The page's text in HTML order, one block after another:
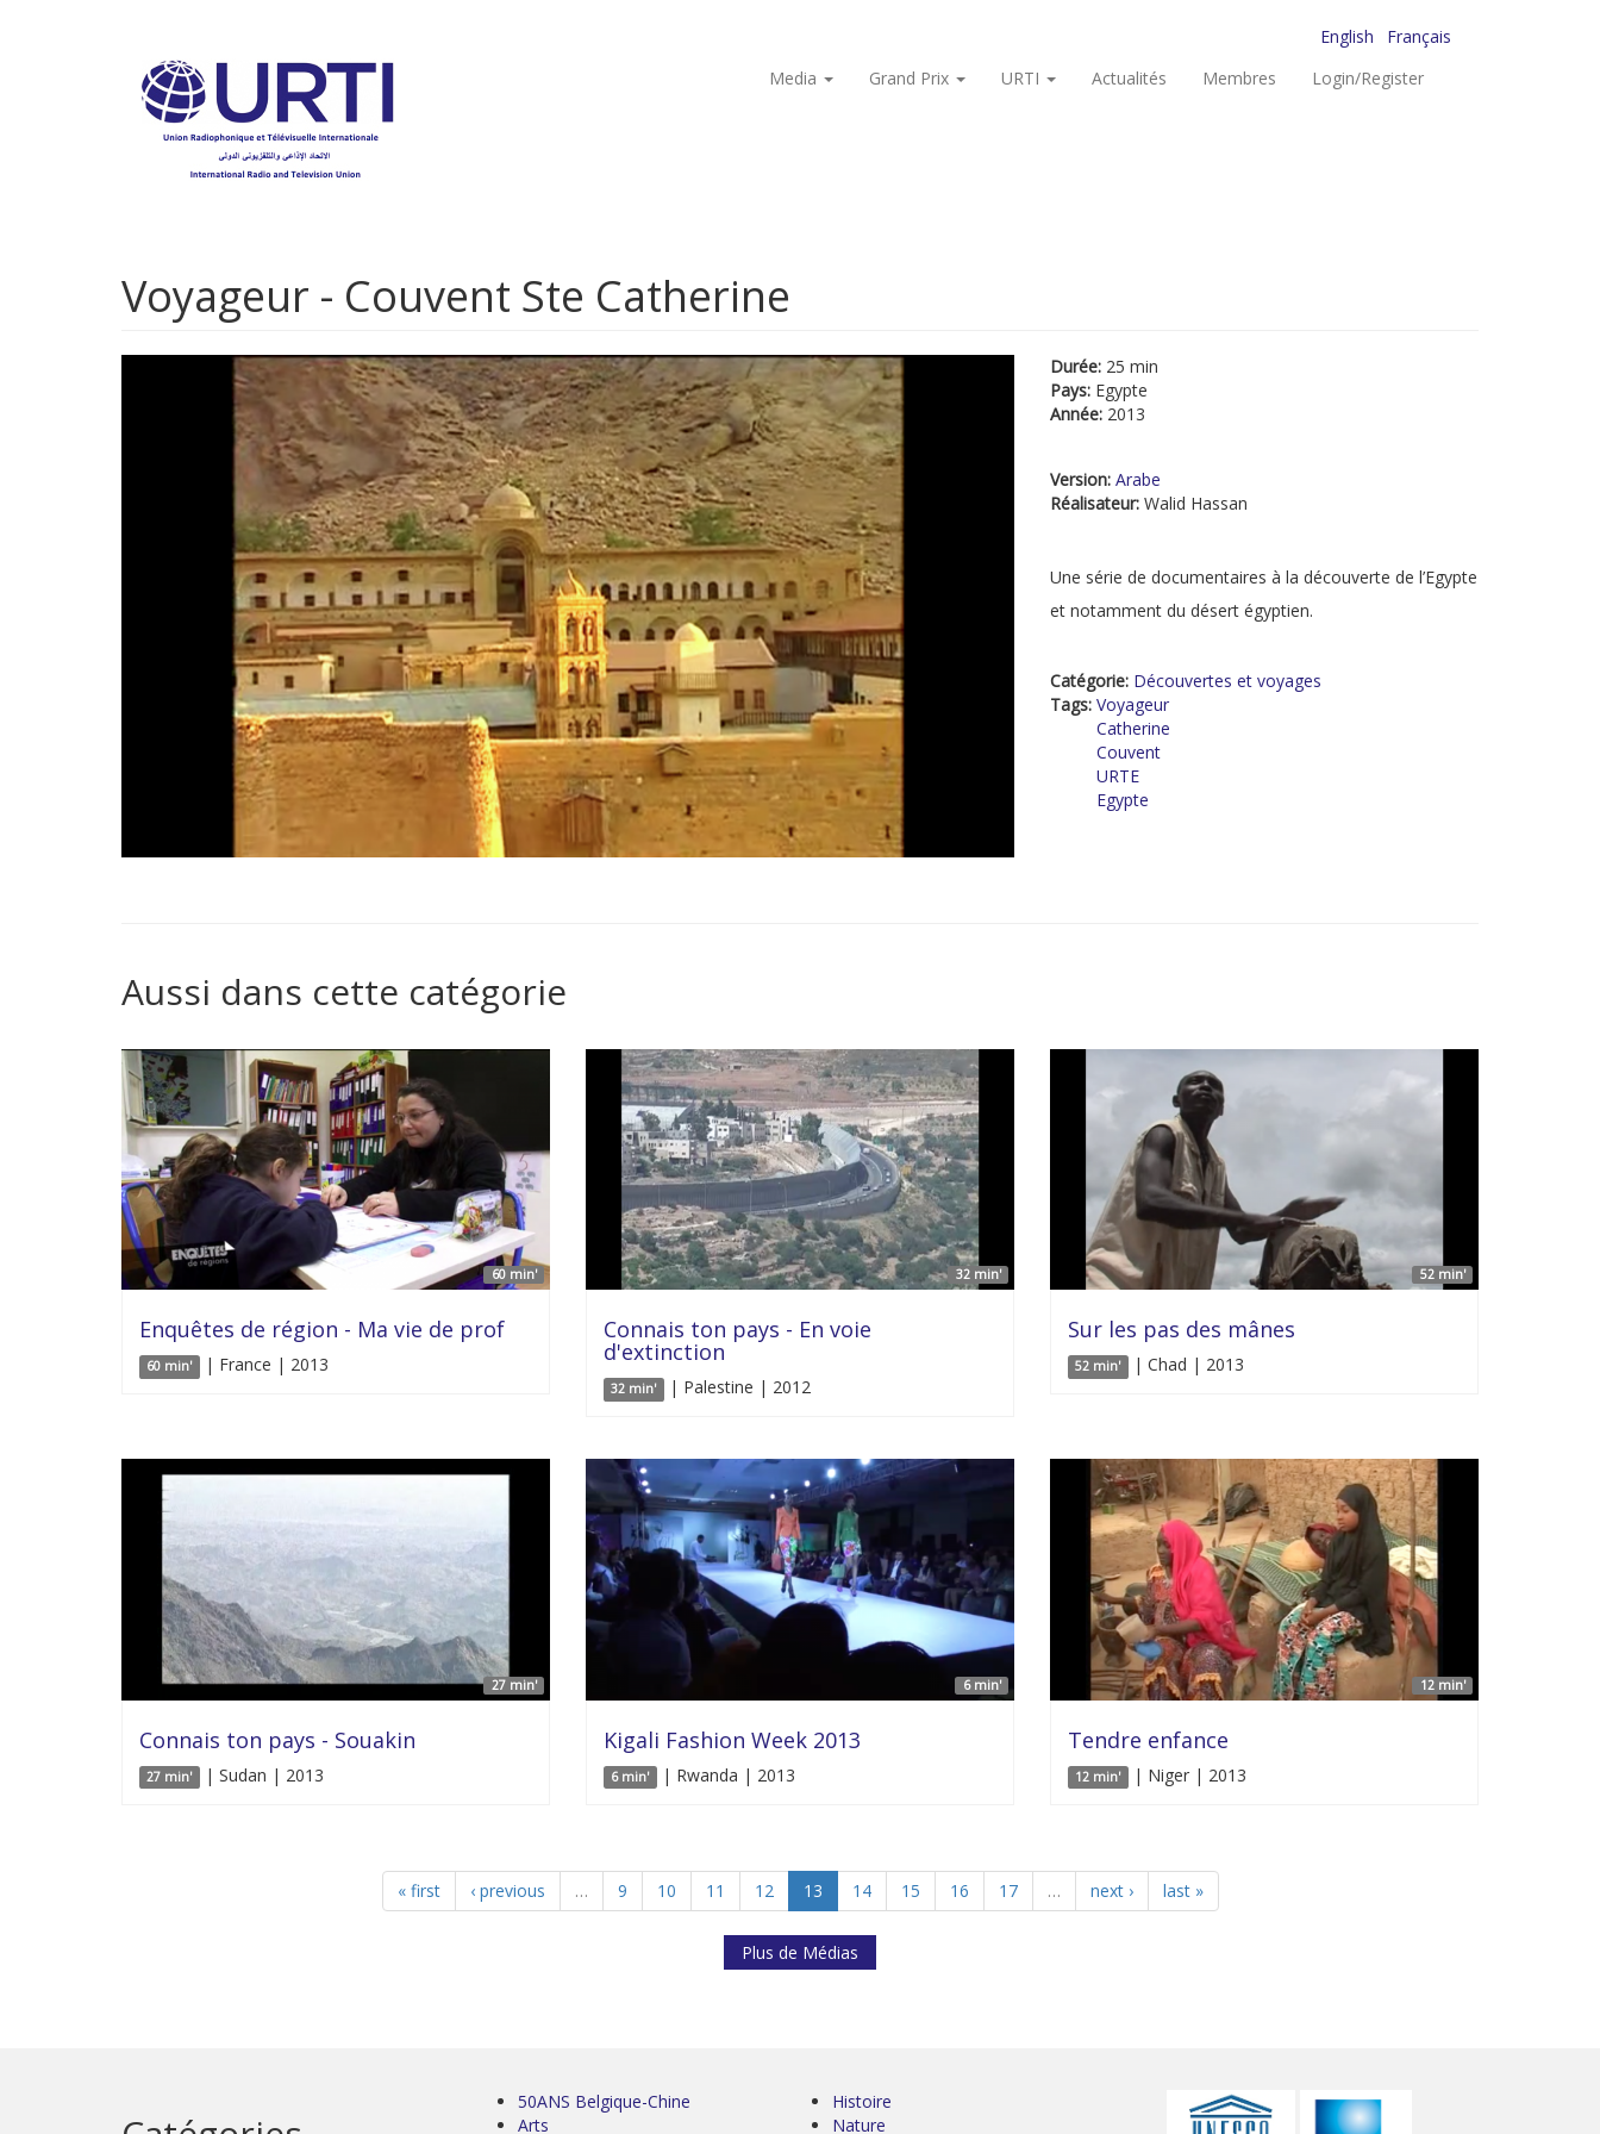
English
Français
Media
Grand Prix URTI Actualités Membres Login/Register
Voyageur - Couvent Ste Catherine
Durée: 25 min
Pays: Egypte
Année: 2013
Version: Arabe
Réalisateur: Walid Hassan
Une série de documentaires à la découverte de l’Egypte
et notamment du désert égyptien.
Catégorie: Découvertes et voyages
Tags: Voyageur
Catherine
Couvent
URTE
Egypte
Aussi dans cette catégorie
60 min'
Enquêtes de région - Ma vie de prof
60 min' | France | 2013
32 min'
Connais ton pays - En voie
d'extinction
32 min' | Palestine | 2012
52 min'
Sur les pas des mânes
52 min' | Chad | 2013
27 min'
Connais ton pays - Souakin
27 min' | Sudan | 2013
6 min'
Kigali Fashion Week 2013
6 min' | Rwanda | 2013
12 min'
Tendre enfance
12 min' | Niger | 2013
« first ‹ previous … 9 10 11 12 13 14 15 16 17 … next › last »
Plus de Médias
50ANS Belgique-Chine
Arts
Histoire
Nature